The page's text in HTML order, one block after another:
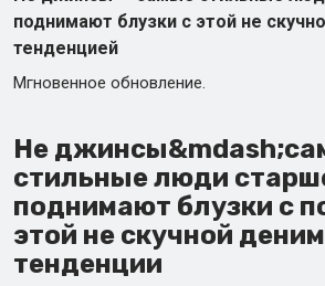
поднимают блузки с этой не
тенденцией
Мгновенное обновление.
Не
стильные люди
поднимают блузки с
этой не скучной
тенденции